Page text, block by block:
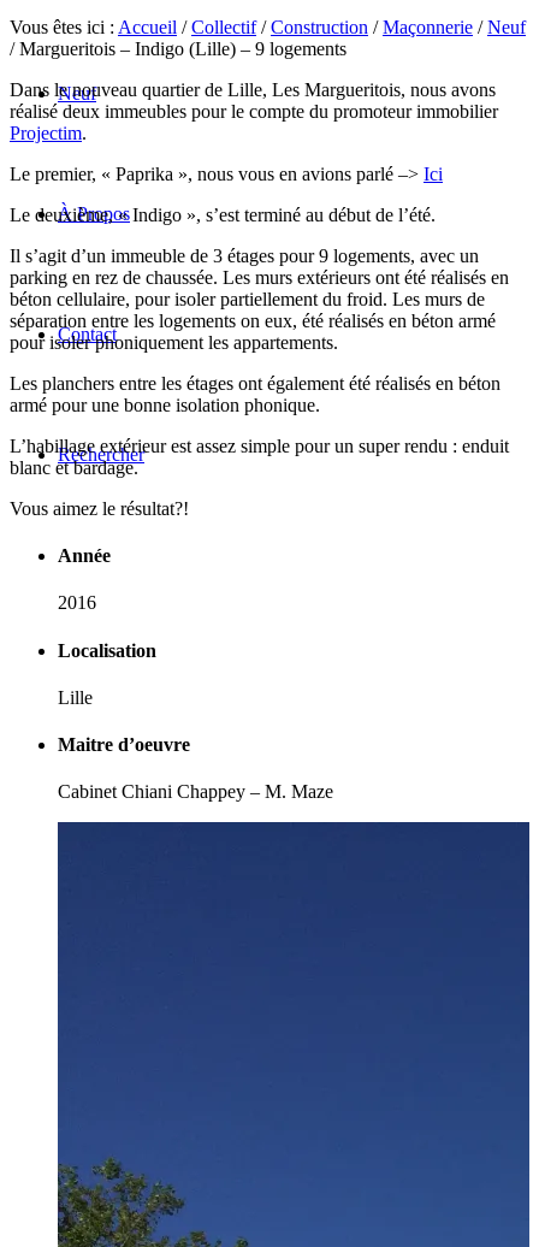
Neuf
À Propos
Contact
Rechercher
Vous êtes ici : Accueil / Collectif / Construction / Maçonnerie / Neuf
/ Margueritois – Indigo (Lille) – 9 logements
Dans le nouveau quartier de Lille, Les Margueritois, nous avons
réalisé deux immeubles pour le compte du promoteur immobilier
Projectim.
Le premier, « Paprika », nous vous en avions parlé –> Ici
Le deuxième, « Indigo », s’est terminé au début de l’été.
Il s’agit d’un immeuble de 3 étages pour 9 logements, avec un
parking en rez de chaussée. Les murs extérieurs ont été réalisés en
béton cellulaire, pour isoler partiellement du froid. Les murs de
séparation entre les logements on eux, été réalisés en béton armé
pour isoler phoniquement les appartements.
Les planchers entre les étages ont également été réalisés en béton
armé pour une bonne isolation phonique.
L’habillage extérieur est assez simple pour un super rendu : enduit
blanc et bardage.
Vous aimez le résultat?!
Année
2016
Localisation
Lille
Maitre d’oeuvre
Cabinet Chiani Chappey – M. Maze